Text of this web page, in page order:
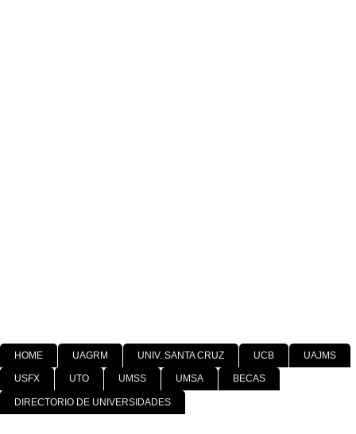
HOME UAGRM UNIV. SANTA CRUZ UCB UAJMS
USFX UTO UMSS UMSA BECAS
DIRECTORIO DE UNIVERSIDADES